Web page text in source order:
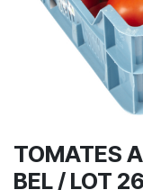
TOMATES
BEL / LOT